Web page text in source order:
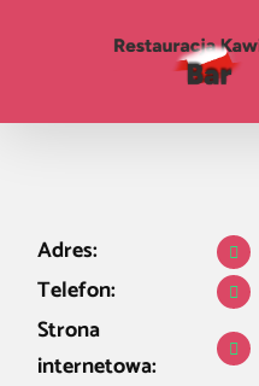
Adres:
Telefon:
Strona
internetowa: